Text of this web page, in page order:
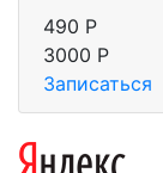
490 Р
3000 Р
Записаться